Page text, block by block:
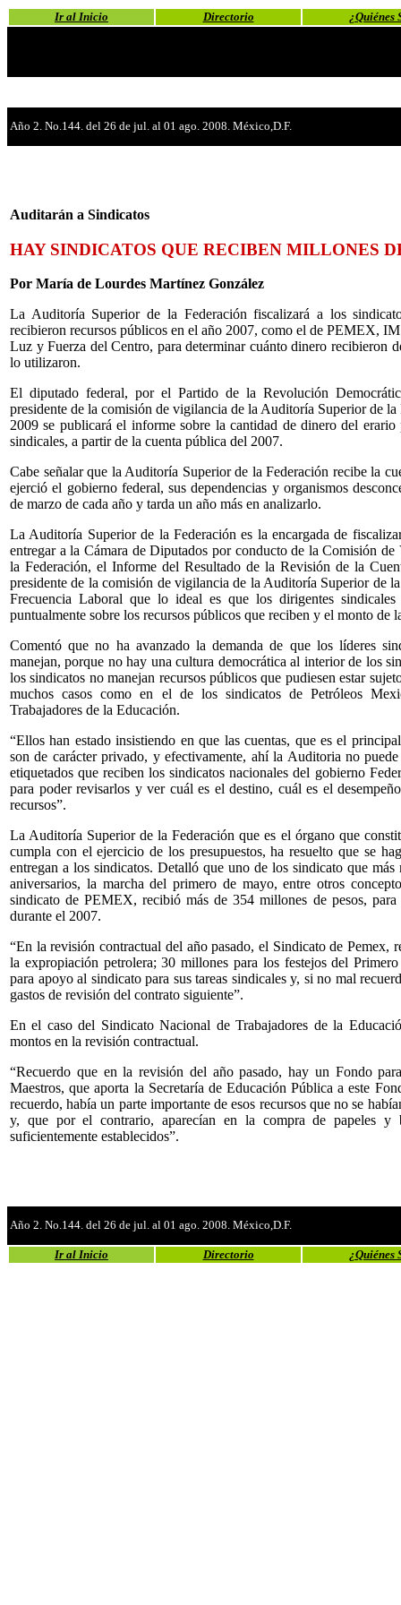
Ir al Inicio Directorio ¿Quiénes
Año 2. No.144. del 26 de jul. al 01 ago. 2008. México,D.F.
Auditarán a Sindicatos
HAY SINDICATOS QUE RECIBEN MILLONES
Por María de Lourdes Martínez González
La Auditoría Superior de la Federación fiscalizará a los
recibieron recursos públicos en el año 2007, como el de PEMEX,
Luz y Fuerza del Centro, para determinar cuánto dinero recibieron
lo utilizaron.
El diputado federal, por el Partido de la Revolución
presidente de la comisión de vigilancia de la Auditoría Superior de
2009 se publicará el informe sobre la cantidad de dinero del
sindicales, a partir de la cuenta pública del 2007.
Cabe señalar que la Auditoría Superior de la Federación recibe la
ejerció el gobierno federal, sus dependencias y organismos
de marzo de cada año y tarda un año más en analizarlo.
La Auditoría Superior de la Federación es la encargada de
entregar a la Cámara de Diputados por conducto de la Comisión
la Federación, el Informe del Resultado de la Revisión de la
presidente de la comisión de vigilancia de la Auditoría Superior de
Frecuencia Laboral que lo ideal es que los dirigentes
puntualmente sobre los recursos públicos que reciben y el monto de
Comentó que no ha avanzado la demanda de que los líderes
manejan, porque no hay una cultura democrática al interior de los
los sindicatos no manejan recursos públicos que pudiesen estar
muchos casos como en el de los sindicatos de Petróleos
Trabajadores de la Educación.
“Ellos han estado insistiendo en que las cuentas, que es el
son de carácter privado, y efectivamente, ahí la Auditoria no
etiquetados que reciben los sindicatos nacionales del gobierno
para poder revisarlos y ver cuál es el destino, cuál es el
recursos”.
La Auditoría Superior de la Federación que es el órgano que
cumpla con el ejercicio de los presupuestos, ha resuelto que se
entregan a los sindicatos. Detalló que uno de los sindicato que más
aniversarios, la marcha del primero de mayo, entre otros
sindicato de PEMEX, recibió más de 354 millones de pesos,
durante el 2007.
“En la revisión contractual del año pasado, el Sindicato de Pemex,
la expropiación petrolera; 30 millones para los festejos del
para apoyo al sindicato para sus tareas sindicales y, si no mal
gastos de revisión del contrato siguiente”.
En el caso del Sindicato Nacional de Trabajadores de la
montos en la revisión contractual.
“Recuerdo que en la revisión del año pasado, hay un Fondo
Maestros, que aporta la Secretaría de Educación Pública a este
recuerdo, había un parte importante de esos recursos que no se
y, que por el contrario, aparecían en la compra de papeles y
suficientemente establecidos”.
Año 2. No.144. del 26 de jul. al 01 ago. 2008. México,D.F.
Ir al Inicio Directorio ¿Quiénes